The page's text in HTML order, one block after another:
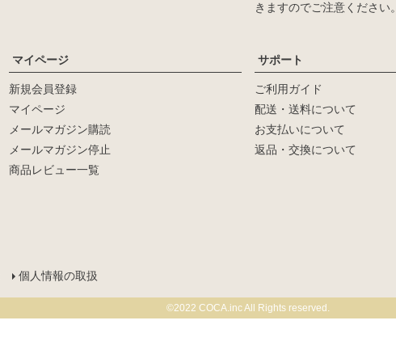
きますのでご注意ください。
マイページ
新規会員登録
マイページ
メールマガジン購読
メールマガジン停止
商品レビュー一覧
サポート
ご利用ガイド
配送・送料について
お支払いについて
返品・交換について
個人情報の取扱
©2022 COCA.inc All Rights reserved.
検索